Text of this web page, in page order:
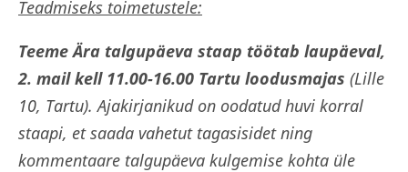
Teadmiseks toimetustele:
Teeme Ära talgupäeva staap töötab laupäeval,
2. mail kell 11.00-16.00 Tartu loodusmajas (Lille
10, Tartu). Ajakirjanikud on oodatud huvi korral
staapi, et saada vahetut tagasisidet ning
kommentaare talgupäeva kulgemise kohta üle